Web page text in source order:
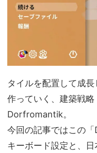
タイルを配置して成
作っていく、建築戦
Dorfromantik。
今回の記事ではこの
キーボード設定と、